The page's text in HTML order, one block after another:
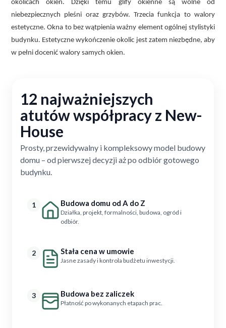
okolicach okien. Dzięki temu glify okienne są wolne od
niebezpiecznych pleśni oraz grzybów. Trzecia funkcja to walory
estetyczne. Okna to bez wątpienia ważny element ogólnej stylistyki
budynku. Estetyczne wykończenie okolic jest zatem niezbędne, aby
w pełni docenić walory samych okien.
12 najważniejszych
atutów współpracy z New-
House
Prosty, przewidywalny i kompleksowy model budowy
domu – od pierwszej decyzji aż po odbiór gotowego
budynku.
1 Budowa domu od A do Z
Działka, projekt, formalności, budowa, ogród i
odbiór.
2 Stała cena w umowie
Jasne zasady i kontrola budżetu inwestycji.
3 Budowa bez zaliczek
Płatność po wykonanych etapach prac.